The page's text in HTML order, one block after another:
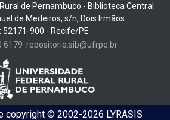
de Pernambuco - Biblioteca Central
de Medeiros, s/n, Dois Irmãos
52171-900 - Recife/PE
6179 repositorio.sib@ufrpe.br
copyright © 2002-2026 LYRASIS